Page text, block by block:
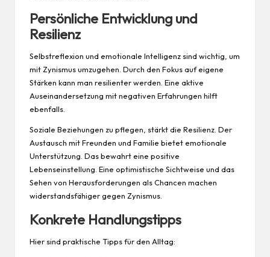
Persönliche Entwicklung und
Resilienz
Selbstreflexion und emotionale Intelligenz sind wichtig, um
mit Zynismus umzugehen. Durch den Fokus auf eigene
Stärken kann man resilienter werden. Eine aktive
Auseinandersetzung mit negativen Erfahrungen hilft
ebenfalls.
Soziale Beziehungen zu pflegen, stärkt die Resilienz. Der
Austausch mit Freunden und Familie bietet emotionale
Unterstützung. Das bewahrt eine positive
Lebenseinstellung. Eine optimistische Sichtweise und das
Sehen von Herausforderungen als Chancen machen
widerstandsfähiger gegen Zynismus.
Konkrete Handlungstipps
Hier sind praktische Tipps für den Alltag: